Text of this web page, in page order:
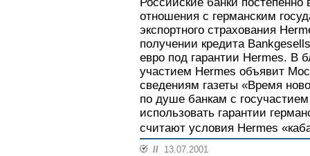
Российские банки
отношения с германским
экспортного страхования
получении кредита
евро под гарантии Hermes. В
участием Hermes объявит
сведениям газеты «Время
по душе банкам с
использовать гарантии
считают условия Hermes
// 13.07.2001